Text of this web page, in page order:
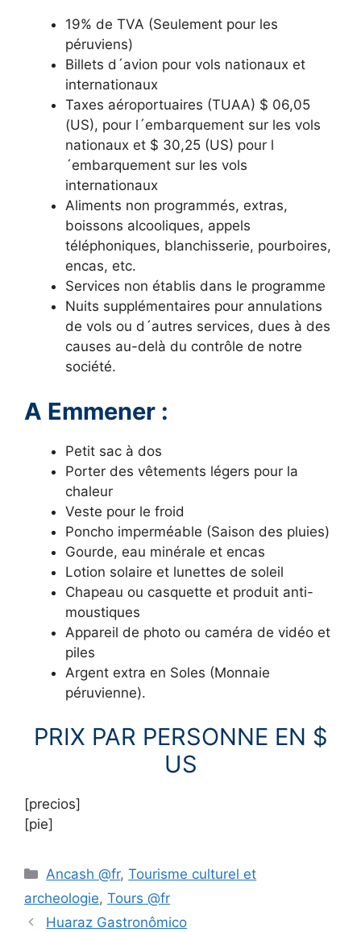
19% de TVA (Seulement pour les
péruviens)
Billets d´avion pour vols nationaux et
internationaux
Taxes aéroportuaires (TUAA) $ 06,05
(US), pour l´embarquement sur les vols
nationaux et $ 30,25 (US) pour l
´embarquement sur les vols
internationaux
Aliments non programmés, extras,
boissons alcooliques, appels
téléphoniques, blanchisserie, pourboires,
encas, etc.
Services non établis dans le programme
Nuits supplémentaires pour annulations
de vols ou d´autres services, dues à des
causes au-delà du contrôle de notre
société.
A Emmener :
Petit sac à dos
Porter des vêtements légers pour la
chaleur
Veste pour le froid
Poncho imperméable (Saison des pluies)
Gourde, eau minérale et encas
Lotion solaire et lunettes de soleil
Chapeau ou casquette et produit anti-
moustiques
Appareil de photo ou caméra de vidéo et
piles
Argent extra en Soles (Monnaie
péruvienne).
PRIX PAR PERSONNE EN $
US
[precios]
[pie]
Ancash @fr,Tourisme culturel et
archeologie, Tours @fr
Huaraz Gastronômico